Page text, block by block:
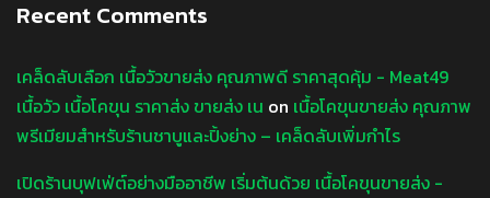
Recent Comments
เคล็ดลับเลือก เนื้อวัวขายส่ง คุณภาพดี ราคาสุดคุ้ม - Meat49
เนื้อวัว เนื้อโคขุน ราคาส่ง ขายส่ง เน on เนื้อโคขุนขายส่ง คุณภาพ
พรีเมียมสำหรับร้านชาบูและปิ้งย่าง – เคล็ดลับเพิ่มกำไร
เปิดร้านบุฟเฟ่ต์อย่างมืออาชีพ เริ่มต้นด้วย เนื้อโคขุนขายส่ง -